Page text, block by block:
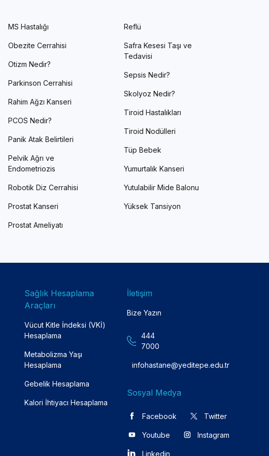
MS Hastalığı
Obezite Cerrahisi
Otizm Nedir?
Parkinson Cerrahisi
Rahim Ağzı Kanseri
PCOS Nedir?
Panik Atak Belirtileri
Pelvik Ağrı ve
Endometriozis
Robotik Diz Cerrahisi
Prostat Kanseri
Prostat Ameliyatı
Reflü
Safra Kesesi Taşı ve
Tedavisi
Sepsis Nedir?
Skolyoz Nedir?
Tiroid Hastalıkları
Tiroid Nodülleri
Tüp Bebek
Yumurtalık Kanseri
Yutulabilir Mide Balonu
Yüksek Tansiyon
Sağlık Hesaplama
Araçları
Vücut Kitle İndeksi (VKİ)
Hesaplama
Metabolizma Yaşı
Hesaplama
Gebelik Hesaplama
Kalori İhtiyacı Hesaplama
İletişim
Bize Yazın
444
7000
infohastane@yeditepe.edu.tr
Sosyal Medya
Facebook Twitter
Youtube Instagram
Linkedin